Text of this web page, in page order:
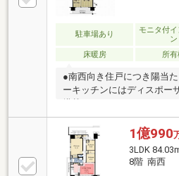
駐車場あり
モニタ付
ン
床暖房 所
●南西向き住戸につき陽当
ーキッチンにはディスポー
搭載●キッチンカウンター
ション）●リビングには足
暖房搭載●断熱性や結露対
キッズルーム・ゲストル
●ハンズフリー機能付きの
ランス）●2WAY仕様で動
1億990
3LDK
8階 南西